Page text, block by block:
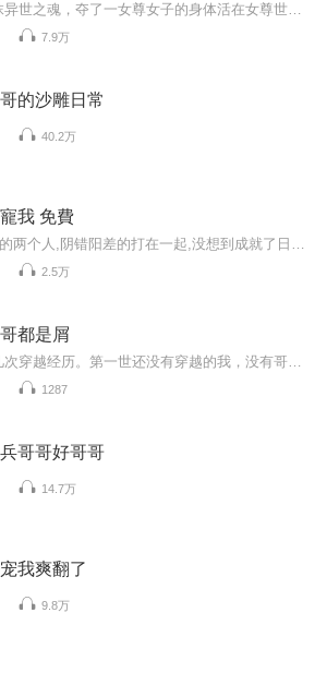
7.9万
的沙雕日常
40.2万
我 免費
2.5万
都是屑
1287
哥哥好哥哥
14.7万
我爽翻了
9.8万